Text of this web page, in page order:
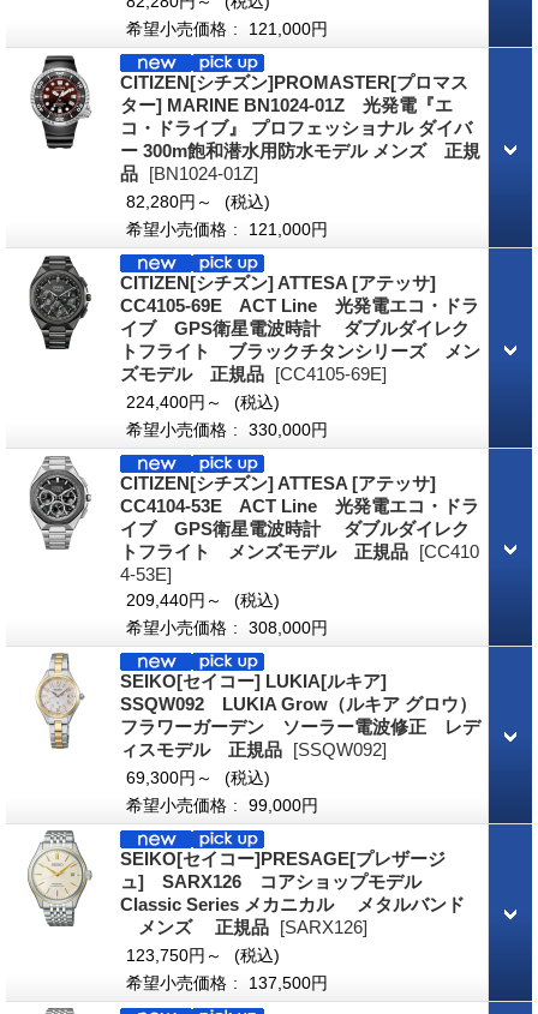
希望小売価格 : 121,000円
CITIZEN[シチズン]PROMASTER[プロマス
ター] MARINE BN1024-01Z 光発電『エ
コ・ドライブ』 プロフェッショナル ダイバ
ー 300m飽和潜水用防水モデル メンズ 正規
品 [BN1024-01Z]
82,280円～
(税込)
希望小売価格 : 121,000円
CITIZEN[シチズン] ATTESA [アテッサ]
CC4105-69E ACT Line 光発電エコ・ドラ
イブ GPS衛星電波時計 ダブルダイレク
トフライト ブラックチタンシリーズ メン
ズモデル 正規品 [CC4105-69E]
224,400円～
(税込)
希望小売価格 : 330,000円
CITIZEN[シチズン] ATTESA [アテッサ]
CC4104-53E ACT Line 光発電エコ・ドラ
イブ GPS衛星電波時計 ダブルダイレク
トフライト メンズモデル 正規品 [CC410
4-53E]
209,440円～
(税込)
希望小売価格 : 308,000円
SEIKO[セイコー] LUKIA[ルキア]
SSQW092 LUKIA Grow（ルキア グロウ）
フラワーガーデン ソーラー電波修正 レデ
ィスモデル 正規品 [SSQW092]
69,300円～
(税込)
希望小売価格 : 99,000円
SEIKO[セイコー]PRESAGE[プレザージ
ュ] SARX126 コアショップモデル
Classic Series メカニカル メタルバンド
メンズ 正規品 [SARX126]
123,750円～
(税込)
希望小売価格 : 137,500円